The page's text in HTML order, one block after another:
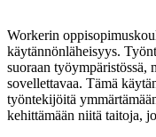
Workerin
käytännönläheisyys.
suoraan työympäristössä,
sovellettavaa. Tämä
työntekijöitä
kehittämään niitä taitoja,